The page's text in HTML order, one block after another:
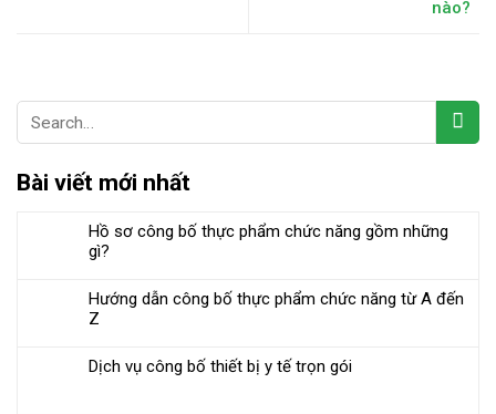
nào?
Bài viết mới nhất
Hồ sơ công bố thực phẩm chức năng gồm những
gì?
Hướng dẫn công bố thực phẩm chức năng từ A đến
Z
Dịch vụ công bố thiết bị y tế trọn gói